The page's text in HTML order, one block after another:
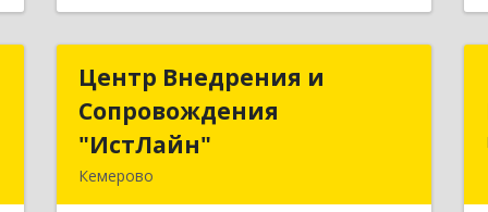
Центр Внедрения и
Сопровождения
"ИстЛайн"
Кемерово
Центр Внедрения и
Сопровождения